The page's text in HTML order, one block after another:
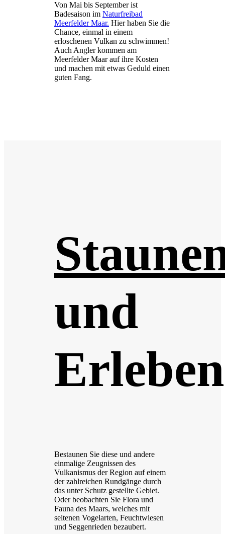
Von Mai bis September ist
Badesaison im Naturfreibad
Meerfelder Maar. Hier haben Sie die
Chance, einmal in einem
erloschenen Vulkan zu schwimmen!
Auch Angler kommen am
Meerfelder Maar auf ihre Kosten
und machen mit etwas Geduld einen
guten Fang.
und
Erleben
Bestaunen Sie diese und andere
einmalige Zeugnissen des
Vulkanismus der Region auf einem
der zahlreichen Rundgänge durch
das unter Schutz gestellte Gebiet.
Oder beobachten Sie Flora und
Fauna des Maars, welches mit
seltenen Vogelarten, Feuchtwiesen
und Seggenrieden bezaubert.